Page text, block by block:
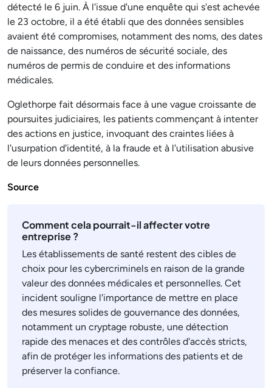
détecté le 6 juin. À l'issue d'une enquête qui s'est achevée
le 23 octobre, il a été établi que des données sensibles
avaient été compromises, notamment des noms, des dates
de naissance, des numéros de sécurité sociale, des
numéros de permis de conduire et des informations
médicales.
Oglethorpe fait désormais face à une vague croissante de
poursuites judiciaires, les patients commençant à intenter
des actions en justice, invoquant des craintes liées à
l'usurpation d'identité, à la fraude et à l'utilisation abusive
de leurs données personnelles.
Source
Comment cela pourrait-il affecter votre
entreprise ?
Les établissements de santé restent des cibles de
choix pour les cybercriminels en raison de la grande
valeur des données médicales et personnelles. Cet
incident souligne l'importance de mettre en place
des mesures solides de gouvernance des données,
notamment un cryptage robuste, une détection
rapide des menaces et des contrôles d'accès stricts,
afin de protéger les informations des patients et de
préserver la confiance.